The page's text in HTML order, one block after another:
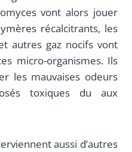
vont alors jouer
récalcitrants, les
autres gaz nocifs vont
micro-organismes. Ils
les mauvaises odeurs
toxiques du aux
aussi d’autres